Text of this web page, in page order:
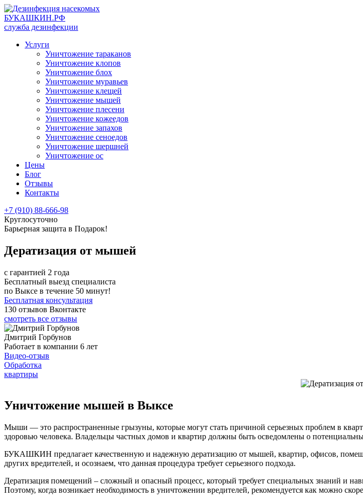
БУКАШКИН.РФ
служба дезинфекции
Услуги
Уничтожение тараканов
Уничтожение клопов
Уничтожение блох
Уничтожение муравьев
Уничтожение клещей
Уничтожение мышей
Уничтожение плесени
Уничтожение кожеедов
Уничтожение запахов
Уничтожение сеноедов
Уничтожение шершней
Уничтожение ос
Цены
Блог
Отзывы
Контакты
+7 (910) 88-666-98
Круглосуточно
Барьерная защита в Подарок!
Дератизация от мышей
с гарантией 2 года
Бесплатный выезд специалиста
по Выксе в течение 50 минут!
Бесплатная консультация
130 отзывов Вконтакте
смотреть все отзывы
Дмитрий Горбунов
Работает в компании 6 лет
Видео-отзыв
Обработка
квартиры
Уничтожение мышей в Выксе
Мыши — это распространенные грызуны, которые могут стать причиной серьезных проблем в
здоровью человека. Владельцы частных домов и квартир должны быть осведомлены о
БУКАШКИН предлагает качественную и надежную дератизацию от мышей, квартир, офисов,
других вредителей, и осознаем, что данная процедура требует серьезного подхода.
Дератизация помещений – сложный и опасный процесс, который требует специальных знаний и
Поэтому, когда возникает необходимость в уничтожении вредителей, рекомендуется как можно